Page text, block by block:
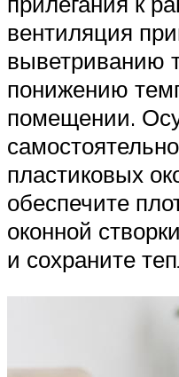
вентиляция
выветриванию
понижению
помещении.
пластиковых
обеспечите
оконной
и сохраните